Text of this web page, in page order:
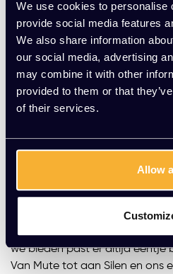
We use cookies to personalise
provide social media features
We also share information
our social media, advertising
may combine it with other
provided to them or that
of their services.
Allow
Akoestische belcellen
Kantoorinrichting
vergaderruimte of stille
zonder anderen te storen of
werken. Kies uit grote en kleine
boxen, of boxen met
En de keuze is reuze! Door de
we bieden past er altijd eentje
Van Mute tot aan Silen en ons